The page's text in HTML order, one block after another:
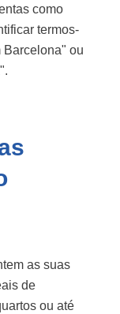
como
termos-
Barcelona" ou
as suas
de
ou até